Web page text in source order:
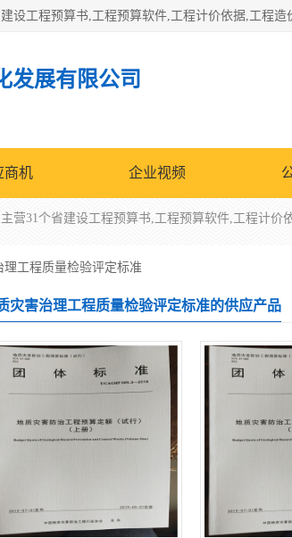
发展有限公司
商机 企业视频
理工程质量检验评定标准
灾害治理工程质量检验评定标准的供应产品